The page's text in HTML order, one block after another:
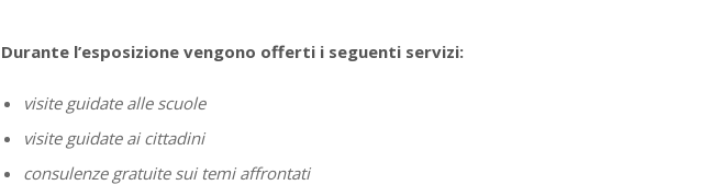
Durante l’esposizione vengono offerti i seguenti servizi:
visite guidate alle scuole
visite guidate ai cittadini
consulenze gratuite sui temi affrontati